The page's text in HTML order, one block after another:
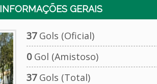
INFORMAÇÕES GERAIS
37Gols (Oficial)
0Gol (Amistoso)
37Gols (Total)